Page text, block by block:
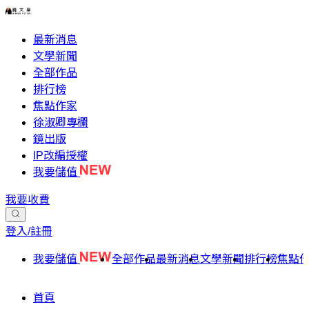
最新消息
文學新聞
全部作品
排行榜
焦點作家
徐淑卿專欄
鏡出版
IP改編授權
我要儲值
我要收費
登入/註冊
我要儲值 全部作品最新消息文學新聞排行榜焦點
首頁